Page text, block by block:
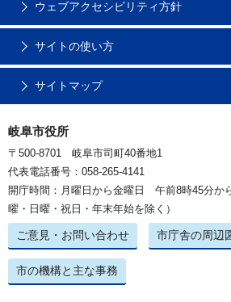
ウェブアクセシビリティ方針
サイトの使い方
サイトマップ
岐阜市役所
〒500-8701 岐阜市司町40番地1
代表電話番号：058-265-4141
開庁時間：月曜日から金曜日 午前8時45分か
曜・日曜・祝日・年末年始を除く）
ご意見・お問い合わせ 市庁舎の周辺
市の機構と主な事務